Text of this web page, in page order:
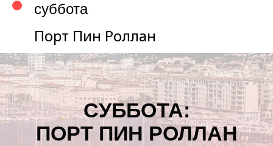
суббота
Порт Пин Роллан
СУББОТА:
ПОРТ ПИН РОЛЛАН